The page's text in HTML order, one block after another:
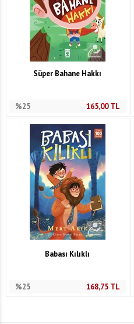
Süper Bahane Hakkı
%25 165,00TL
Babası Kılıklı
%25 168,75TL